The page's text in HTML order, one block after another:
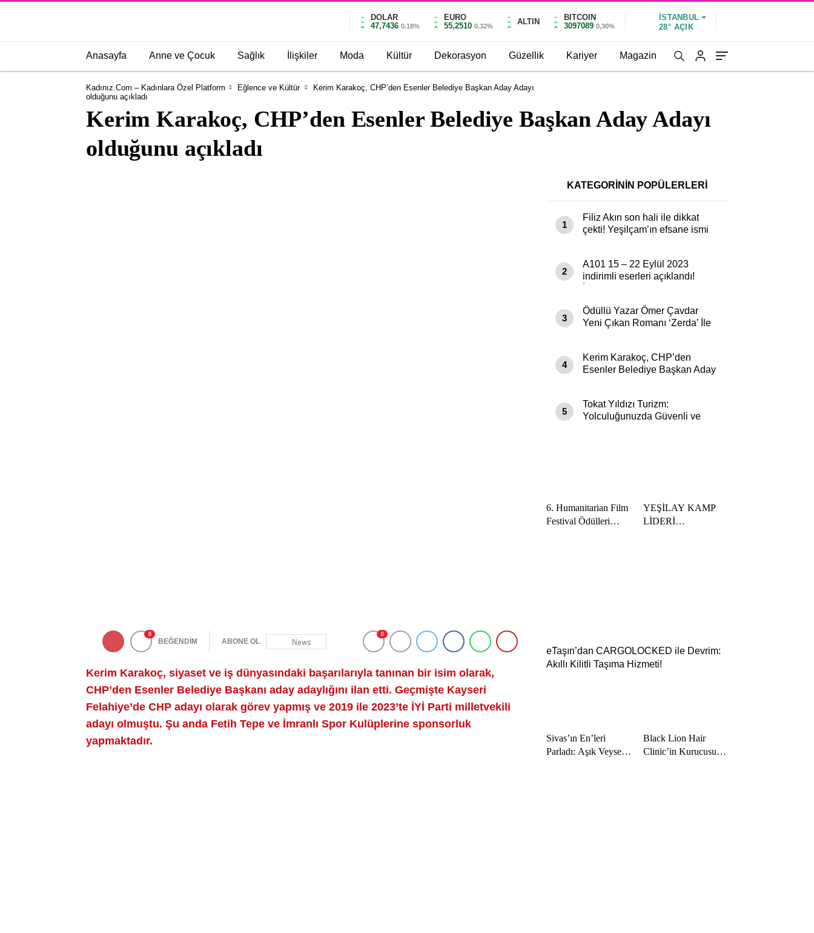
DOLAR
47,7436 0.18%
EURO
55,2510 0.32% ALTIN
BITCOIN
3097089 0,30%
İSTANBUL
28° AÇIK
Anasayfa Anne ve Çocuk Sağlık İlişkiler Moda Kültür Dekorasyon Güzellik Kariyer Magazin
Kadınız.com – Kadınlara Özel Platform Eğlence ve Kültür
Kerim Karakoç, CHP’den Esenler Belediye Başkan Aday Adayı
olduğunu açıkladı
Kerim Karakoç, CHP’den Esenler Belediye Başkan Aday Adayı
olduğunu açıkladı
0
BEĞENDİM ABONE OL News
0
Kerim Karakoç, siyaset ve iş dünyasındaki başarılarıyla tanınan bir isim olarak,
CHP’den Esenler Belediye Başkanı aday adaylığını ilan etti. Geçmişte Kayseri
Felahiye’de CHP adayı olarak görev yapmış ve 2019 ile 2023’te İYİ Parti milletvekili
adayı olmuştu. Şu anda Fetih Tepe ve İmranlı Spor Kulüplerine sponsorluk
yapmaktadır.
KATEGORİNİN POPÜLERLERİ
1
Filiz Akın son hali ile dikkat
çekti! Yeşilçam’ın efsane ismi
2
A101 15 – 22 Eylül 2023
indirimli eserleri açıklandı!
3
Ödüllü Yazar Ömer Çavdar
Yeni Çıkan Romanı ‘Zerda’ İle
4
Kerim Karakoç, CHP’den
Esenler Belediye Başkan Aday
5
Tokat Yıldızı Turizm:
Yolculuğunuzda Güvenli ve
6. Humanitarian Film
Festival Ödülleri
YEŞİLAY KAMP
LİDERİ
eTaşın’dan CARGOLOCKED ile Devrim:
Akıllı Kilitli Taşıma Hizmeti!
Sivas’ın En’leri
Parladı: Aşık Veysel
Black Lion Hair
Clinic’in Kurucusu